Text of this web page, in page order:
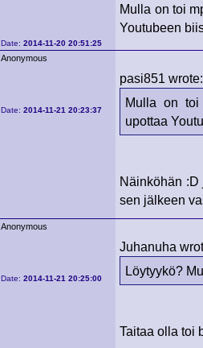
Date:2014-11-20 20:51:25
Mulla on toi
Youtubeen
Anonymous
Date:2014-11-21 20:23:37
pasi851 wrote:
Mulla on toi
upottaa
Näinköhän
sen jälkeen
Anonymous
Date:2014-11-21 20:25:00
Juhanuha
Löytyykö?
Taitaa olla toi